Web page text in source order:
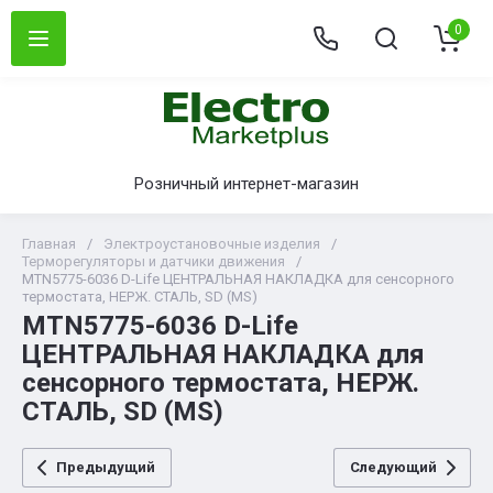
Розничный интернет-магазин
0
Главная / Электроустановочные изделия
/
Терморегуляторы и датчики движения
/
MTN5775-6036 D-Life ЦЕНТРАЛЬНАЯ НАКЛАДКА для сенсорного
термостата, НЕРЖ. СТАЛЬ, SD (MS)
MTN5775-6036 D-Life
ЦЕНТРАЛЬНАЯ НАКЛАДКА для
сенсорного термостата, НЕРЖ.
СТАЛЬ, SD (MS)
Предыдущий Следующий